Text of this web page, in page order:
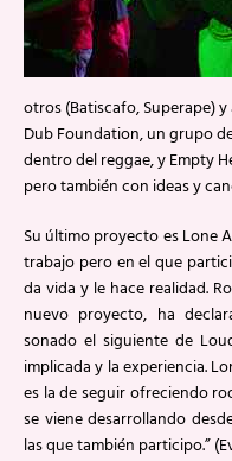
otros (Batiscafo, Superape)
Dub Foundation, un grupo
dentro del reggae, y Empty
pero también con ideas y
Su último proyecto es Lone
trabajo pero en el que
da vida y le hace realidad.
nuevo proyecto, ha
sonado el siguiente de
implicada y la experiencia.
es la de seguir ofreciendo
se viene desarrollando
las que también participo.”